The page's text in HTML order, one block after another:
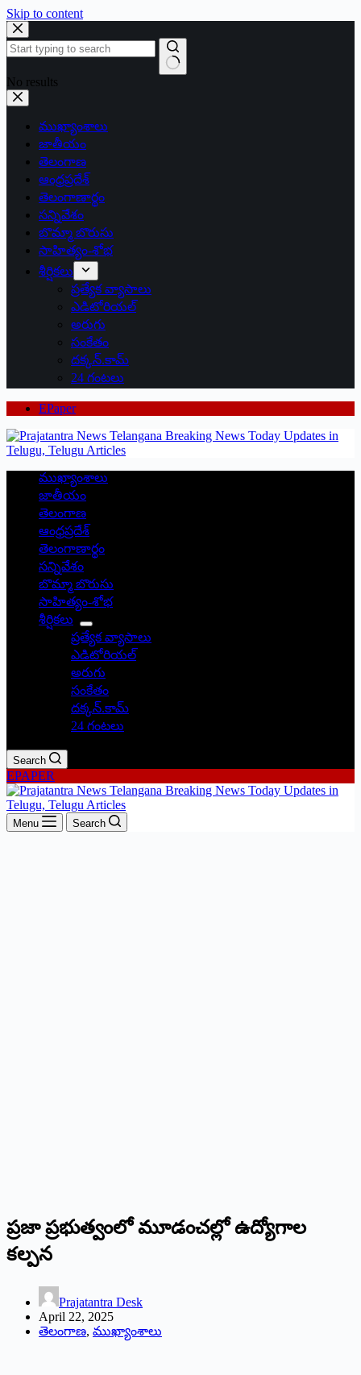
Skip to content
No results
ముఖ్యాంశాలు
జాతీయం
తెలంగాణ
ఆంధ్రప్రదేశ్
తెలంగాణార్థం
సన్నివేశం
బొమ్మా బొరుసు
సాహిత్యం-శోభ
శీర్షికలు
ప్రత్యేక వ్యాసాలు
ఎడిటోరియల్
అరుగు
సంకేతం
దక్కన్.కామ్
24 గంటలు
EPaper
ముఖ్యాంశాలు
జాతీయం
తెలంగాణ
ఆంధ్రప్రదేశ్
తెలంగాణార్థం
సన్నివేశం
బొమ్మా బొరుసు
సాహిత్యం-శోభ
శీర్షికలు
ప్రత్యేక వ్యాసాలు
ఎడిటోరియల్
అరుగు
సంకేతం
దక్కన్.కామ్
24 గంటలు
Search
EPAPER
Menu Search
ప్రజా ప్రభుత్వంలో మూడంచల్లో ఉద్యోగాల
కల్పన
Prajatantra Desk
April 22, 2025
తెలంగాణ, ముఖ్యాంశాలు